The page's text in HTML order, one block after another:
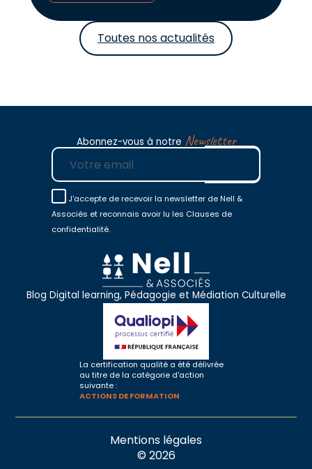
Toutes nos actualités
Abonnez-vous à notre Newsletter
E-mail
J'accepte de recevoir la newsletter de Nell &
Associés et reconnais avoir lu les Clauses de
confidentialité.
Blog Digital learning, Pédagogie et Médiation Culturelle
La certification qualité a été délivrée
au titre de la catégorie d'action
suivante :
ACTIONS DE FORMATION
Mentions légales
© 2026